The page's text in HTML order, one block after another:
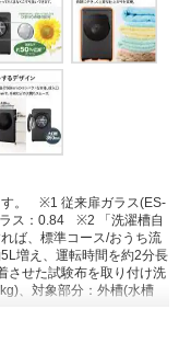
。
※1 従来扉ガラス(ES-
ス：0.84
※2 「洗濯槽自
ば、標準コース/おうち流
増え、運転時間を約2分長
させた試験布を取り付け洗
、対象部分：外槽(水槽